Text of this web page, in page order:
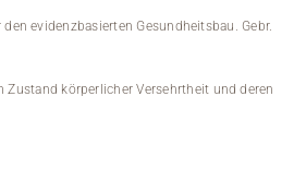
evidenzbasierten Gesundheitsbau. Gebr.
Zustand körperlicher Versehrtheit und deren